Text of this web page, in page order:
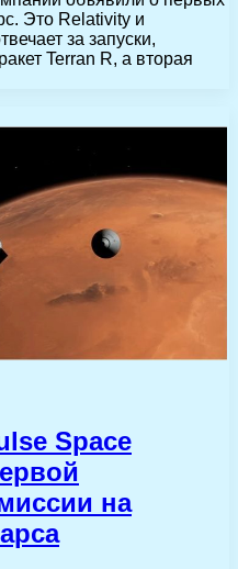
Это Relativity и
за запуски,
Terran R, а вторая
Space
на